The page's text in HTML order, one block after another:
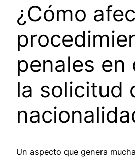
¿Cómo
penales en
la solicitud
Un aspecto que genera